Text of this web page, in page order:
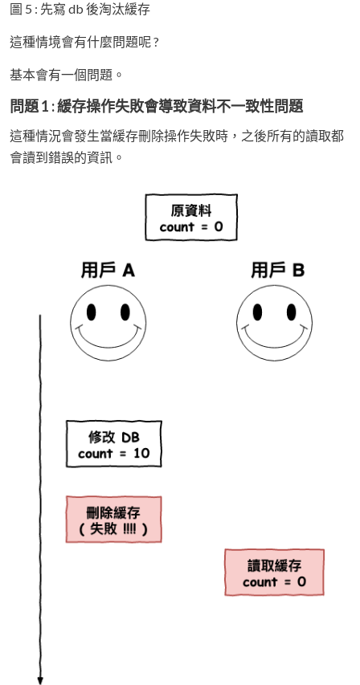
圖 5 : 先寫 db 後淘汰緩存
這種情境會有什麼問題呢 ?
基本會有一個問題。
問題 1 : 緩存操作失敗會導致資料不一致性問題
這種情況會發生當緩存刪除操作失敗時，之後所有的讀取都
會讀到錯誤的資訊。